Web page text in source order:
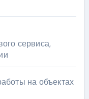
сервиса,
на объектах